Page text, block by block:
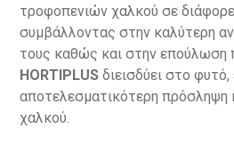
τροφοπενιών χαλκού σε
συμβάλλοντας στην καλύτερη
τους καθώς και στην επούλωση
HORTIPLUS διεισδύει στο
αποτελεσματικότερη πρόσληψη
χαλκού.